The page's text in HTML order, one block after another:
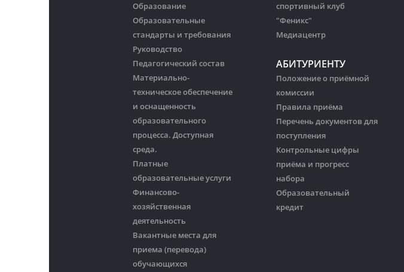
Образование
Образовательные
стандарты и требования
Руководство
Педагогический состав
Материально-
техническое обеспечение
и оснащенность
образовательного
процесса. Доступная
среда.
Платные
образовательные услуги
Финансово-
хозяйственная
деятельность
Вакантные места для
приема (перевода)
обучающихся
спортивный клуб
"Феникс"
Медиацентр
АБИТУРИЕНТУ
Положение о приёмной
комиссии
Правила приёма
Перечень документов для
поступления
Контрольные цифры
приёма и прогресс
набора
Образовательный
кредит